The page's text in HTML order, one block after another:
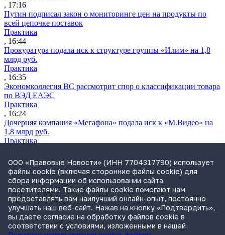
, 17:16
Путин подписал закон о мониторинге цен на продукты по
всей цепочке поставок
Практика
, 16:44
Прокуратура подала иск к структуре группы «Илим» на 1,8
млрд руб.
Практика
, 16:35
Экономколлегия ВС рассмотрит спор о классификации товара
по ВЭД ЕАЭС
Практика
, 16:24
Дочерняя компания «Мегафона» подала иск к «М.Видео» на
1,8 млрд руб.
Практика
СИП проверит отмену патента на систему управления
устройствами после возражений «Яндекса»
Практика
, 15:17
Суды 10 стран рассматривают иски российской «дочки»
Google о возврате дивидендов
Международная практика
, 14:09
ООО «Правовые Новости» (ИНН 7704317790) использует
файлы cookie (включая сторонние файлы cookie) для
сбора информации об использовании сайта
посетителями. Такие файлы cookie помогают нам
предоставлять вам наилучший онлайн-опыт, постоянно
улучшать наш веб-сайт. Нажав на кнопку «Подтвердить»,
вы даете согласие на обработку файлов cookie в
соответствии с условиями, изложенными в нашей